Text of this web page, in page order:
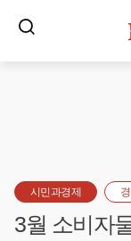
시민과경제
3월 소비자